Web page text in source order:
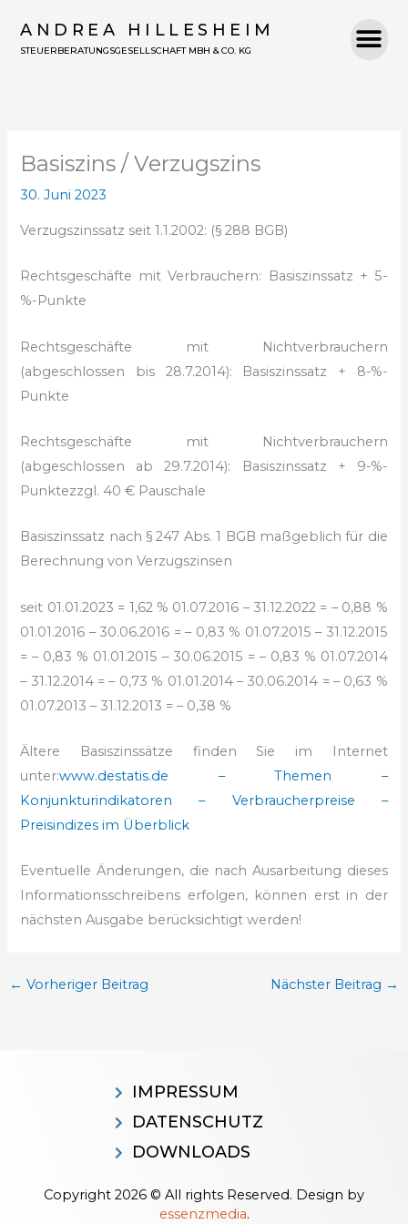
InhaltANDREA HILLESHEIM
STEUERBERATUNGSGESELLSCHAFT MBH & CO. KG
Basiszins / Verzugszins
30. Juni 2023
Verzugszinssatz seit 1.1.2002: (§ 288 BGB)
Rechtsgeschäfte mit Verbrauchern: Basiszinssatz + 5-
%-Punkte
Rechtsgeschäfte mit Nichtverbrauchern
(abgeschlossen bis 28.7.2014): Basiszinssatz + 8-%-
Punkte
Rechtsgeschäfte mit Nichtverbrauchern
(abgeschlossen ab 29.7.2014): Basiszinssatz + 9-%-
Punktezzgl. 40 € Pauschale
Basiszinssatz nach § 247 Abs. 1 BGB maßgeblich für die
Berechnung von Verzugszinsen
seit 01.01.2023 = 1,62 % 01.07.2016 – 31.12.2022 = – 0,88 %
01.01.2016 – 30.06.2016 = – 0,83 % 01.07.2015 – 31.12.2015
= – 0,83 % 01.01.2015 – 30.06.2015 = – 0,83 % 01.07.2014
– 31.12.2014 = – 0,73 % 01.01.2014 – 30.06.2014 = – 0,63 %
01.07.2013 – 31.12.2013 = – 0,38 %
Ältere Basiszinssätze finden Sie im Internet
unter:www.destatis.de – Themen –
Konjunkturindikatoren – Verbraucherpreise –
Preisindizes im Überblick
Eventuelle Änderungen, die nach Ausarbeitung dieses
Informationsschreibens erfolgen, können erst in der
nächsten Ausgabe berücksichtigt werden!
← Vorheriger Beitrag Nächster Beitrag →
IMPRESSUM
DATENSCHUTZ
DOWNLOADS
Copyright 2026 © All rights Reserved. Design by
essenzmedia.